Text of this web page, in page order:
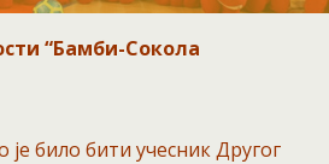
“Бамби-Сокола
било бити учесник Другог